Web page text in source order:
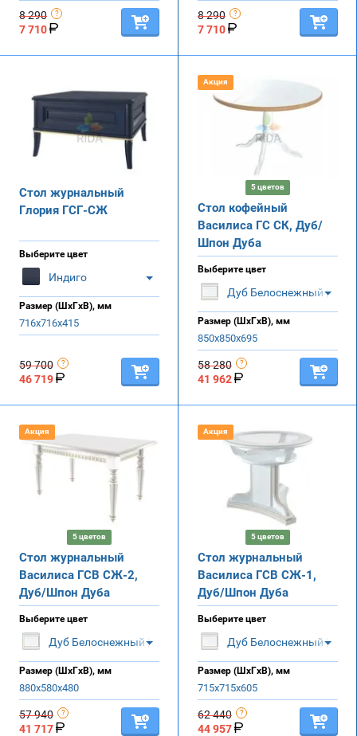
8 290
7 710
8 290
7 710
Стол журнальный
Глория ГСГ-СЖ
Выберите цвет
Индиго
Размер (ШхГхВ), мм
716х716х415
59 700
46 719
Акция
5 цветов
Стол кофейный
Василиса ГС СК, Дуб/
Шпон Дуба
Выберите цвет
Дуб Белоснежный |
Размер (ШхГхВ), мм
850х850х695
58 280
41 962
Акция
5 цветов
Стол журнальный
Василиса ГСВ СЖ-2,
Дуб/Шпон Дуба
Выберите цвет
Дуб Белоснежный | Золото
Размер (ШхГхВ), мм
880х580х480
57 940
41 717
Акция
5 цветов
Стол журнальный
Василиса ГСВ СЖ-1,
Дуб/Шпон Дуба
Выберите цвет
Дуб Белоснежный |
Размер (ШхГхВ), мм
715х715х605
62 440
44 957